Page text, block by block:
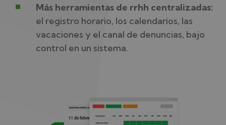
^
Más herramientas de rrhh centralizadas:
el registro horario, los calendarios, las
vacaciones y el canal de denuncias, bajo
control en un sistema.